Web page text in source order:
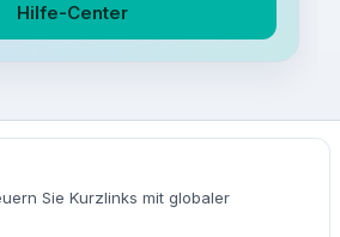
Hilfe-Center
Sie Kurzlinks mit globaler